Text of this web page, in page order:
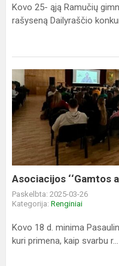
Kovo 25- ąją Ramučių
rašyseną Dailyraščio
Asociacijos
‘‘Gamtos
ateitis‘‘
protmūšis
Asociacijos ‘‘Gamtos
Paskelbta: 2025-03-26
Kategorija: Renginiai
Kovo 18 d. minima
kuri primena, kaip svarbu r...